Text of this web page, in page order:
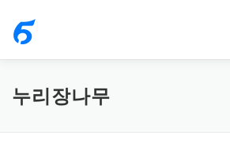
누리장나무